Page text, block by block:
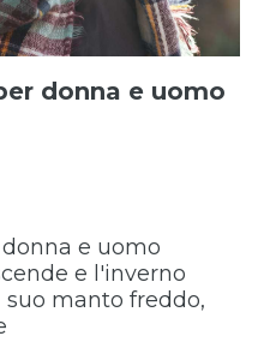
donna e uomo
e uomo
e l'inverno
manto freddo,